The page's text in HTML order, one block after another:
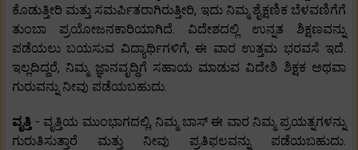
ಕೊಡುತ್ತೀರಿ ಮತ್ತು ಸಮರ್ಪಿತರಾಗಿರುತ್ತೀರಿ, ಇದು ನಿಮ್ಮ ಶೈಕ್ಷಣಿಕ ಬೆಳವಣಿಗೆಗೆ
ತುಂಬಾ ಪ್ರಯೋಜನಕಾರಿಯಾಗಿದೆ. ವಿದೇಶದಲ್ಲಿ ಉನ್ನತ ಶಿಕ್ಷಣವನ್ನು
ಪಡೆಯಲು ಬಯಸುವ ವಿದ್ಯಾರ್ಥಿಗಳಿಗೆ, ಈ ವಾರ ಉತ್ತಮ ಭರವಸೆ ಇದೆ.
ಇಲ್ಲದಿದ್ದರೆ, ನಿಮ್ಮ ಜ್ಞಾನವೃದ್ಧಿಗೆ ಸಹಾಯ ಮಾಡುವ ವಿದೇಶಿ ಶಿಕ್ಷಕ ಅಥವಾ
ಗುರುವನ್ನು ನೀವು ಪಡೆಯಬಹುದು.
ವೃತ್ತಿ - ವೃತ್ತಿಯ ಮುಂಭಾಗದಲ್ಲಿ, ನಿಮ್ಮ ಬಾಸ್ ಈ ವಾರ ನಿಮ್ಮ ಪ್ರಯತ್ನಗಳನ್ನು
ಗುರುತಿಸುತ್ತಾರೆ ಮತ್ತು ನೀವು ಪ್ರತಿಫಲವನ್ನು ಪಡೆಯಬಹುದು.